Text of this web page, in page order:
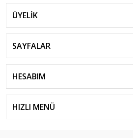
ÜYELİK
SAYFALAR
HESABIM
HIZLI MENÜ